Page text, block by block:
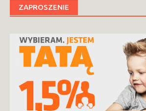
ZAPROSZENIE